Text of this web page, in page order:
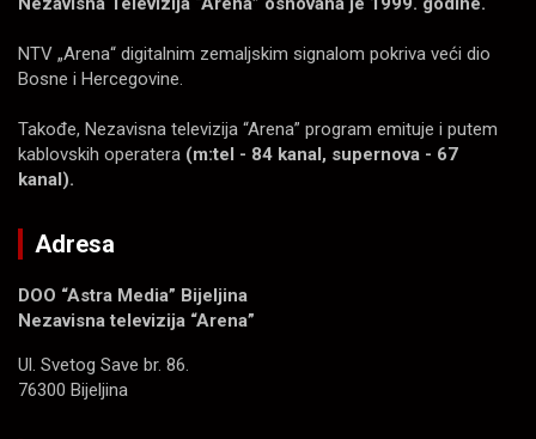
NTV „Arena“ digitalnim zemaljskim signalom pokriva veći dio
Bosne i Hercegovine.
Takođe, Nezavisna televizija “Arena” program emituje i putem
kablovskih operatera (m:tel - 84 kanal, supernova - 67
kanal).
Adresa
DOO “Astra Media” Bijeljina
Nezavisna televizija “Arena”
Ul. Svetog Save br. 86.
76300 Bijeljina